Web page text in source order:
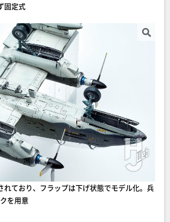
固定式
ており、フラップは下げ状態でモデル化。兵
を用意